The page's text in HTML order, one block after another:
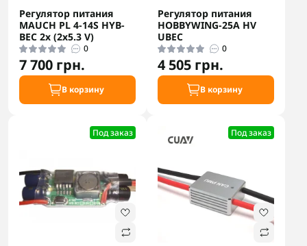
Регулятор питания
MAUCH PL 4-14S HYB-
BEC 2x (2x5.3 V)
0
7 700 грн.
В корзину
Регулятор питания
HOBBYWING-25A HV
UBEC
0
4 505 грн.
В корзину
Под заказ Под заказ